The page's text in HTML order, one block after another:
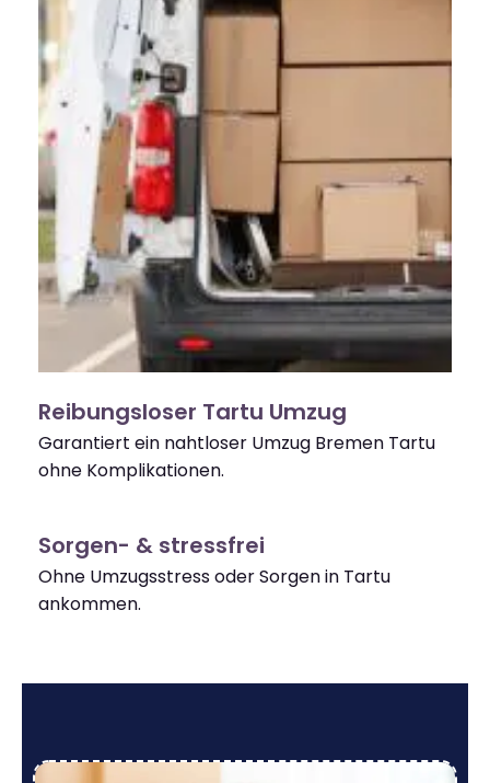
Reibungsloser Tartu Umzug
Garantiert ein nahtloser Umzug Bremen Tartu
ohne Komplikationen.
Sorgen- & stressfrei
Ohne Umzugsstress oder Sorgen in Tartu
ankommen.